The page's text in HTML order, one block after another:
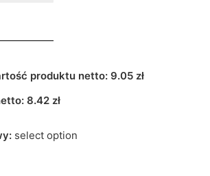
produktu netto: 9.05 zł
8.42 zł
select option